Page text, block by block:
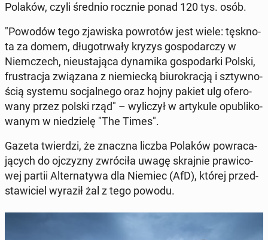
Polaków, czyli średnio rocznie ponad 120 tys. osób.
"Powodów tego zja­wi­ska po­wro­tów jest wiele: tę­sk­no­
ta za domem, dłu­go­trwa­ły kryzys go­spo­dar­czy w
Niem­czech, nie­usta­ją­ca dy­na­mi­ka go­spo­dar­ki Polski,
fru­stra­cja zwią­za­na z nie­miec­ką biu­ro­kra­cją i sztyw­no­
ścią systemu so­cjal­ne­go oraz hojny pakiet ulg ofe­ro­
wa­ny przez polski rząd" – wy­li­czył w ar­ty­ku­le opu­bli­ko­
wa­nym w nie­dzie­lę "The Times".
Gazeta twier­dzi, że znaczna liczba Polaków po­wra­ca­
ją­cych do oj­czy­zny zwró­ci­ła uwagę skraj­nie pra­wi­co­
wej partii Al­ter­na­ty­wa dla Niemiec (AfD), której przed­
sta­wi­ciel wyraził żal z tego powodu.